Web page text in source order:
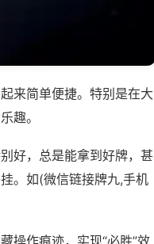
来简单便捷。特别是在大
趣。
好，总是能拿到好牌，甚
。如(微信链接牌九,手机
操作痕迹，实现“必胜”效